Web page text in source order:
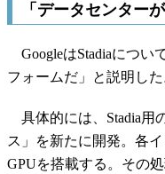
「データセンター
GoogleはStadiaについ
フォームだ」と説明した
具体的には、Stadia用
ス」を新たに開発。各
GPUを搭載する。その処